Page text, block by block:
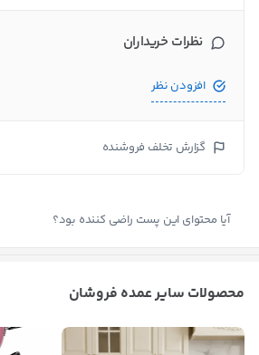
نظرات خریداران
افزودن نظر
گزارش تخلف فروشنده
آیا محتوای این پست راضی کننده بود؟
محصولات سایر عمده فروشان